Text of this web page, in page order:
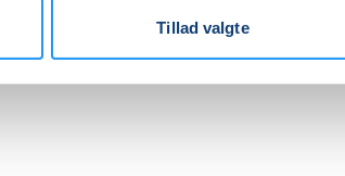
Tillad valgte